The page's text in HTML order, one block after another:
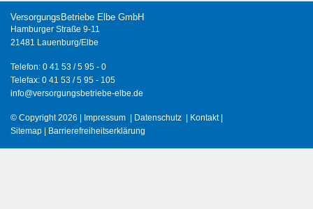
VersorgungsBetriebe Elbe GmbH
Hamburger Straße 9-11
21481 Lauenburg/Elbe
Telefon: 0 41 53 / 5 95 - 0
Telefax: 0 41 53 / 5 95 - 105
info@versorgungsbetriebe-elbe.de
© Copyright 2026 | Impressum Datenschutz Kontakt|
Sitemap
Barrierefreiheitserklärung